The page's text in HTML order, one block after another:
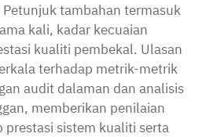
tambahan termasuk
kali, kadar kecuaian
kualiti pembekal. Ulasan
terhadap metrik-metrik
audit dalaman dan analisis
memberikan penilaian
prestasi sistem kualiti serta